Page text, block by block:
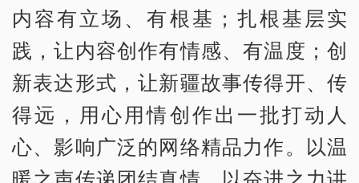
内容有立场、有根基；扎根基层实
践，让内容创作有情感、有温度；创
新表达形式，让新疆故事传得开、传
得远，用心用情创作出一批打动人
心、影响广泛的网络精品力作。以温